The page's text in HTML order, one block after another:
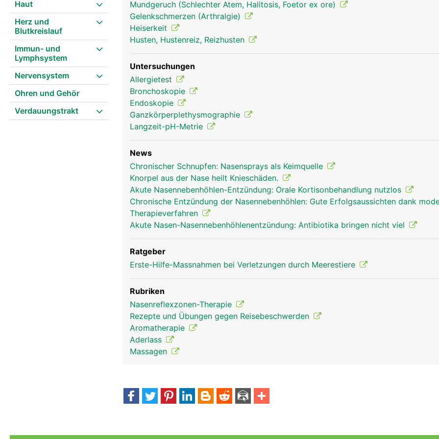
Haut
Herz und
Blutkreislauf
Immun- und
Lymphsystem
Nervensystem
Ohren und Gehör
Verdauungstrakt
Nase Frau
Mundgeruch (Schlechter Atem, Halitosis, Foetor ex ore)
Gelenkschmerzen (Arthralgie)
Heiserkeit
Husten, Hustenreiz, Reizhusten
Untersuchungen
Allergietest
Bronchoskopie
Endoskopie
Ganzkörperplethysmographie
Langzeit-pH-Metrie
News
Chronischer Schnupfen: Nasensprays als Keimquelle
Knorpel aus der Nase heilt Knieschäden.
Akute Nasennebenhöhlen-Entzündung: Orale Kortisonbehandlung nutzlos
Chronische Entzündung der Nasennebenhöhlen: Gute Erfolgsaussichten dank
Therapieverfahren
Akute Nasen-Nasennebenhöhlenentzündung: Antibiotika bringen nicht viel
Ratgeber
Erste-Hilfe-Massnahmen bei Verletzungen durch Meerestiere
Rubriken
Nasenreflexzonen-Therapie
Rezepte und Übungen gegen Reisebeschwerden
Aromatherapie
Aderlass
Massagen